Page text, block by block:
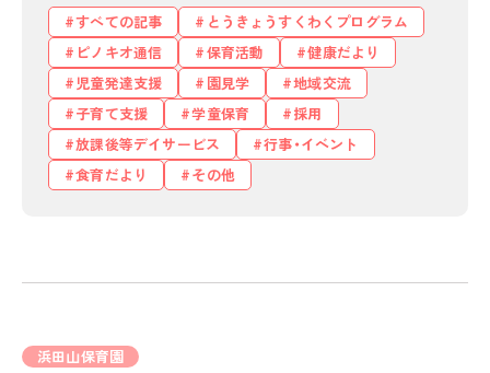
私たちのおもい
OUR PRINCIPLE
保育の特徴
FEATURE
学びの芽 PLP
全園一覧
すべての記事
とうきょうすくわくプログラム
ピノキオ通信
保育活動
健康だより
児童発達支援
園見学
地域交流
子育て支援
学童保育
採用
放課後等デイサービス
行事・イベント
食育だより
その他
浜田山保育園